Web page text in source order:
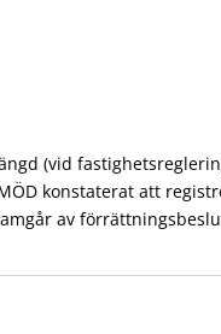
(vid
konstaterat att
av